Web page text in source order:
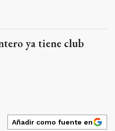
ya tiene club
Añadir como fuente en